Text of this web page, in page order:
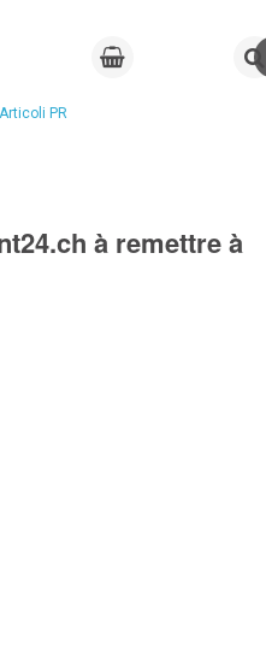
Articoli PR
à remettre à